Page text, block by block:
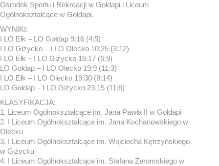
Ośrodek Sportu i Rekreacji w Gołdapi i Liceum
Ogólnokształcące w Gołdapi.
WYNIKI:
I LO Ełk – LO Gołdap 9:16 (4:5)
I LO Giżycko – I LO Olecko 10:25 (3:12)
I LO Ełk – I LO Giżycko 16:17 (6:9)
LO Gołdap – I LO Olecko 19:9 (11:3)
I LO Ełk – I LO Olecko 19:30 (8:14)
LO Gołdap – I LO Giżycko 23:15 (11:6)
KLASYFIKACJA:
1. Liceum Ogólnokształcące im. Jana Pawła II w Gołdapi
2. I Liceum Ogólnokształcące im. Jana Kochanowskiego w
Olecku
3. I Liceum Ogólnokształcące im. Wojciecha Kętrzyńskiego
w Giżycku
4. I Liceum Ogólnokształcące im. Stefana Żeromskiego w